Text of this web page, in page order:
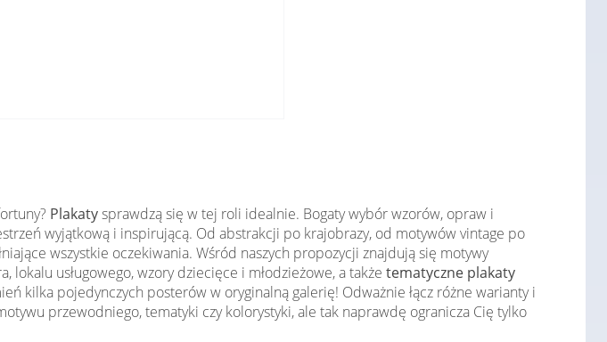
Plakatysprawdzą się w tej roli idealnie. Bogaty wybór wzorów, opraw i
wyjątkową i inspirującą. Od abstrakcji po krajobrazy, od motywów vintage po
wszystkie oczekiwania. Wśród naszych propozycji znajdują się motywy
lokalu usługowego, wzory dziecięce i młodzieżowe, a także tematyczne plakaty
kilka pojedynczych posterów w oryginalną galerię! Odważnie łącz różne warianty i
przewodniego, tematyki czy kolorystyki, ale tak naprawdę ogranicza Cię tylko